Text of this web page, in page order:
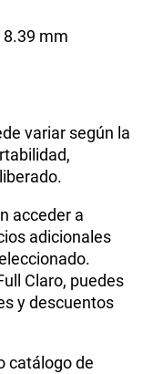
8.39 mm
variar según la
acceder a
adicionales
Claro, puedes
y descuentos
catálogo de